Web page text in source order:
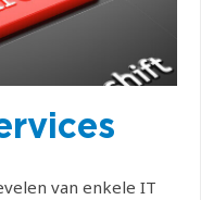
van enkele IT